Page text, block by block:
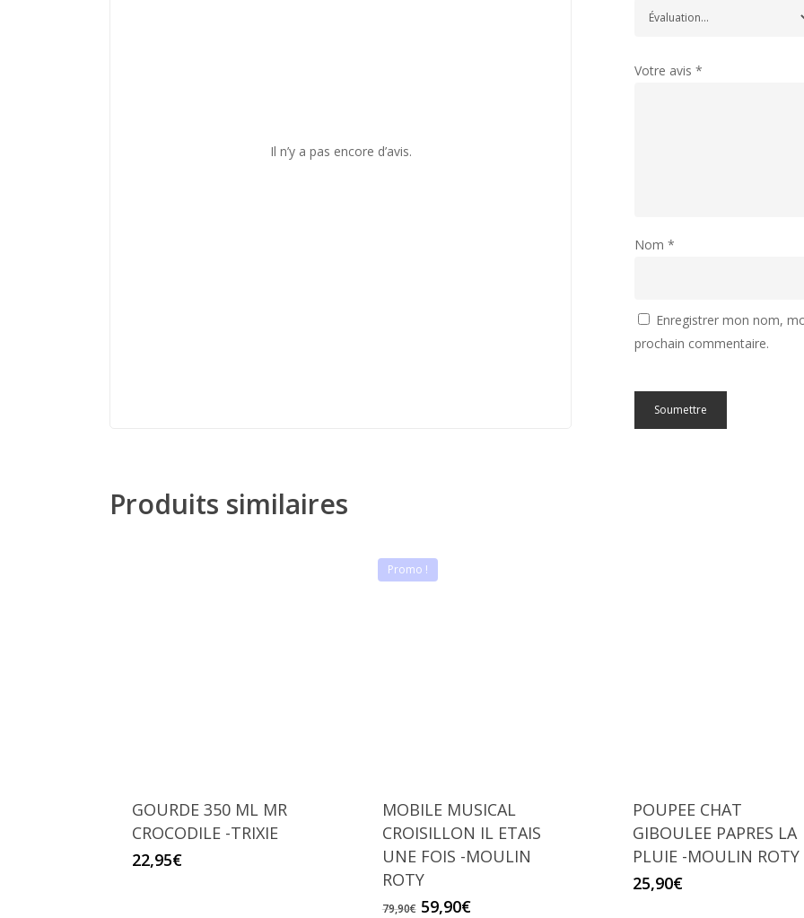
Il n’y a pas encore d’avis.
Votre avis *
Nom *
Enregistrer mon nom,
prochain commentaire.
Produits similaires
GOURDE 350 ML MR
CROCODILE -TRIXIE
22,95€
Promo !
MOBILE MUSICAL
CROISILLON IL ETAIS
UNE FOIS -MOULIN
ROTY
79,90€ Le
59,90€Le
POUPEE CHAT
GIBOULEE PAPRES LA
PLUIE -MOULIN ROTY
25,90€